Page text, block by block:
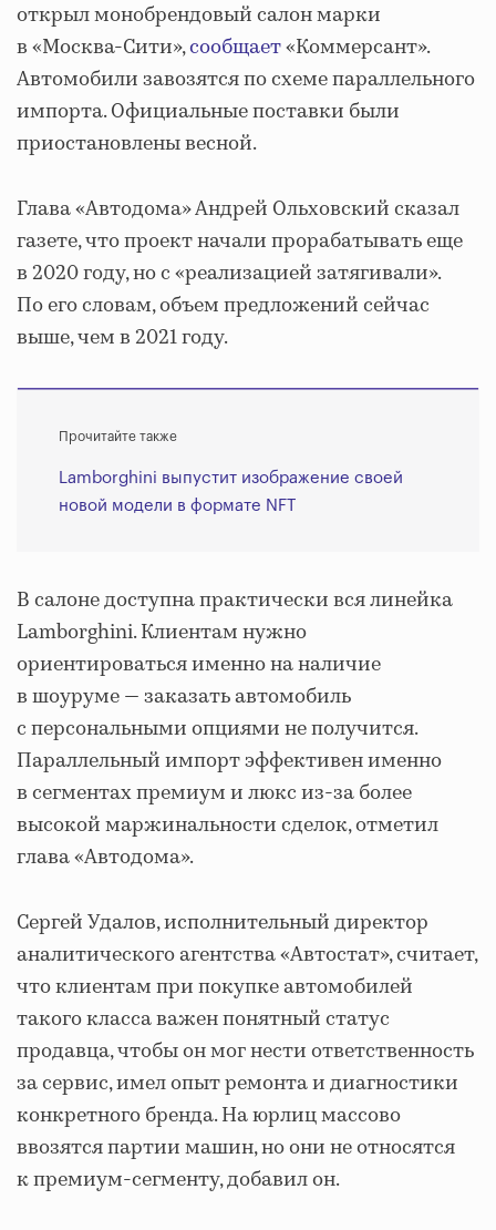
открыл монобрендовый салон марки
в «Москва-Сити»,сообщает«Коммерсант».
Автомобили завозятся по схеме параллельного
импорта. Официальные поставки были
приостановлены весной.
Глава «Автодома» Андрей Ольховский сказал
газете, что проект начали прорабатывать еще
в 2020 году, но с «реализацией затягивали».
По его словам, объем предложений сейчас
выше, чем в 2021 году.
Прочитайте также
Lamborghini выпустит изображение своей
новой модели в формате NFT
В салоне доступна практически вся линейка
Lamborghini. Клиентам нужно
ориентироваться именно на наличие
в шоуруме — заказать автомобиль
с персональными опциями не получится.
Параллельный импорт эффективен именно
в сегментах премиум и люкс из-за более
высокой маржинальности сделок, отметил
глава «Автодома».
Сергей Удалов, исполнительный директор
аналитического агентства «Автостат», считает,
что клиентам при покупке автомобилей
такого класса важен понятный статус
продавца, чтобы он мог нести ответственность
за сервис, имел опыт ремонта и диагностики
конкретного бренда. На юрлиц массово
ввозятся партии машин, но они не относятся
к премиум-сегменту, добавил он.